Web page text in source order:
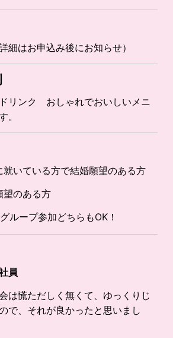
細はお申込み後にお知らせ）
リンク おしゃれでおいしいメニ
。
就いている方で結婚願望のある方
望のある方
ループ参加どちらもOK！
員
は慌ただしく無くて、ゆっくりじ
で、それが良かったと思いまし